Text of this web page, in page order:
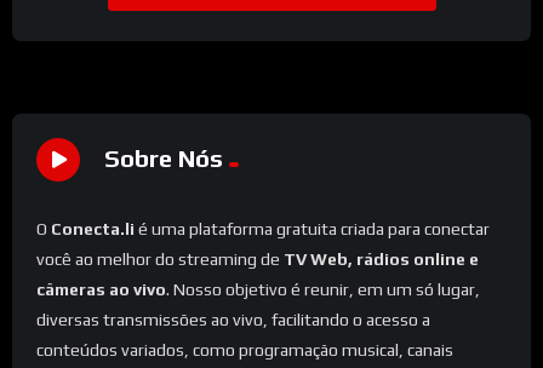
Sobre Nós
O Conecta.li é uma plataforma gratuita criada para conectar
você ao melhor do streaming de TV Web, rádios online e
câmeras ao vivo. Nosso objetivo é reunir, em um só lugar,
diversas transmissões ao vivo, facilitando o acesso a
conteúdos variados, como programação musical, canais